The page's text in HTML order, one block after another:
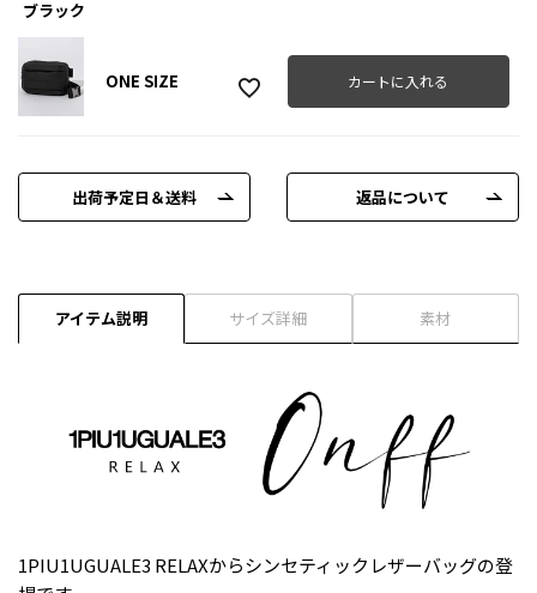
ブラック
ONE SIZE カートに入れる
出荷予定日＆送料 返品について
アイテム説明 サイズ詳細 素材
1PIU1UGUALE3 RELAXからシンセティックレザーバッグの登